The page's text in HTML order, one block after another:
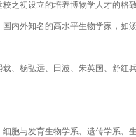
之初设立的培养博物学人才的格
内外知名的高水平生物学家，如汤
、杨弘远、田波、朱英国、舒
胞与发育生物学系、遗传学系